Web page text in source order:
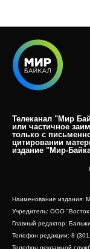
Телеканал "Мир
или частичное
только с
цитировании
издание "Мир-
Наименование издания:
Учредитель: ООО "Восток
Главный редактор:
Телефон редакции: 8
Телефон рекламной